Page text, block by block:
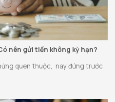
nên gửi tiền không kỳ hạn?
quen thuộc, nay đứng trước